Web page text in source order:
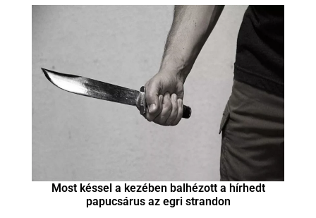
Most késsel a kezében balhézott a hírhedt
papucsárus az egri strandon